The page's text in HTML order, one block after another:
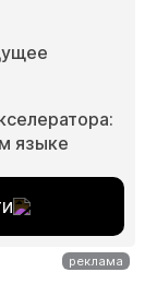
языке